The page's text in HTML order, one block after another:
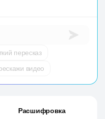
пересказ
видео
Расшифровка